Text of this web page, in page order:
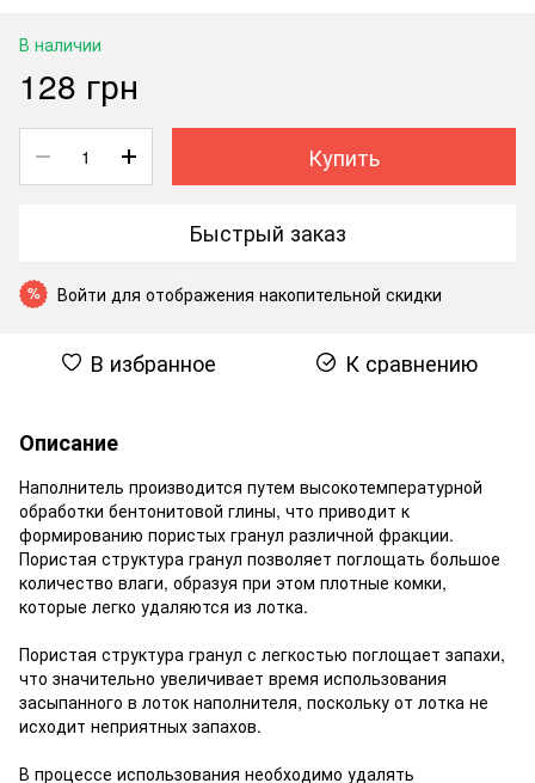
В наличии
128 грн
Купить
Быстрый заказ
% Войти для отображения накопительной скидки
В избранное К сравнению
Описание
Наполнитель производится путем высокотемпературной
обработки бентонитовой глины, что приводит к
формированию пористых гранул различной фракции.
Пористая структура гранул позволяет поглощать большое
количество влаги, образуя при этом плотные комки,
которые легко удаляются из лотка.
Пористая структура гранул с легкостью поглощает запахи,
что значительно увеличивает время использования
засыпанного в лоток наполнителя, поскольку от лотка не
исходит неприятных запахов.
В процессе использования необходимо удалять